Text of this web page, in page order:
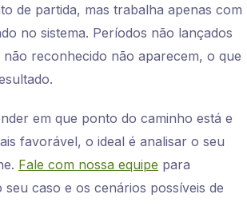
de partida, mas trabalha apenas com
no sistema. Períodos não lançados
reconhecido não aparecem, o que
em que ponto do caminho está e
favorável, o ideal é analisar o seu
Fale com nossa equipe para
caso e os cenários possíveis de